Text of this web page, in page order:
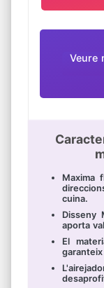
Veure
Maxima
cuina.
Disseny
aporta
El